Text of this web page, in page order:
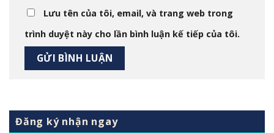
Lưu tên của tôi, email, và trang web trong
trình duyệt này cho lần bình luận kế tiếp của tôi.
Đăng ký nhận ngay